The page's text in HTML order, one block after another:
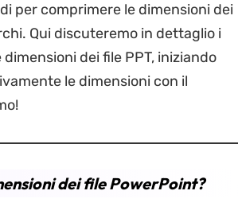
per comprimere le dimensioni dei
Qui discuteremo in dettaglio i
dei file PPT, iniziando
le dimensioni con il
dei file PowerPoint?